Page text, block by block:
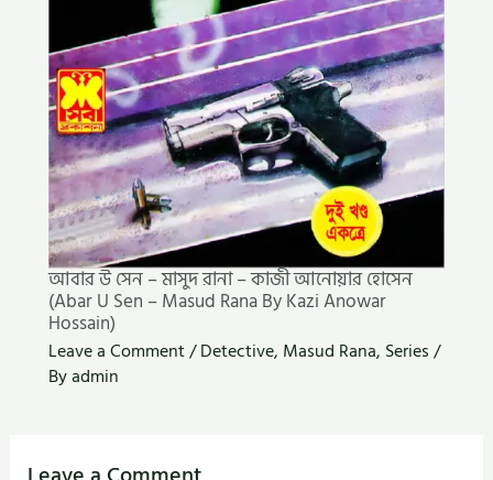
আবার উ সেন – মাসুদ রানা – কাজী আনোয়ার হোসেন
(Abar U Sen – Masud Rana By Kazi Anowar
Hossain)
Leave a Comment/Detective, Masud Rana, Series/
Byadmin